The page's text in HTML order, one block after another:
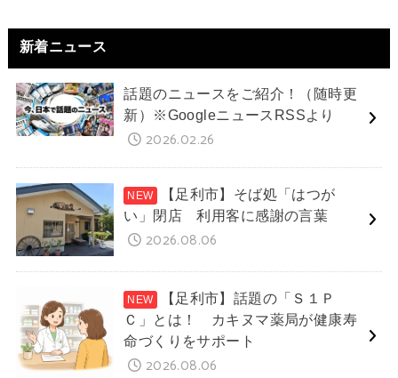
新着ニュース
話題のニュースをご紹介！（随時更
新）※GoogleニュースRSSより
2026.02.26
【足利市】そば処「はつが
い」閉店 利用客に感謝の言葉
2026.08.06
【足利市】話題の「Ｓ１Ｐ
Ｃ」とは！ カキヌマ薬局が健康寿
命づくりをサポート
2026.08.06